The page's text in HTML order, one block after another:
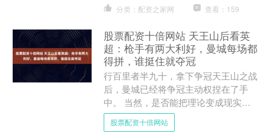
分类：配资之家网 查看：159
股票配资十倍网站 天王山后看英
超：枪手有两大利好，曼城每场都
得拼，谁挺住就夺冠
行百里者半九十，拿下争冠天王山之战
后，曼城已经将争冠主动权捏在了手
中。 当然，是否能把理论变成现实，
还得看曼城能否把少赛1场的包袱，变
成逆转翻盘的优势。目前，曼....
股票配资十倍网站